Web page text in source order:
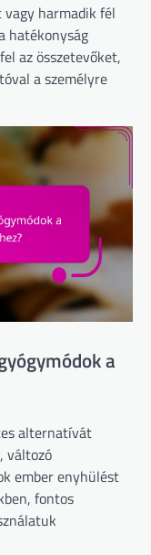
harmadik fél
hatékonyság
az összetevőket,
a személyre
a
alternatívát
változó
ember enyhülést
fontos